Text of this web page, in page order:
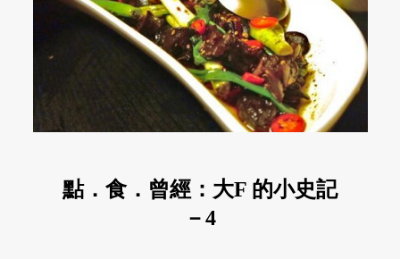
點．食．曾經：大F 的小史記
－4